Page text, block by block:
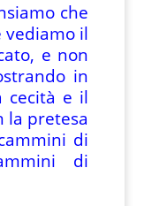
che
vediamo il
e non
in
cecità e il
la pretesa
di
di